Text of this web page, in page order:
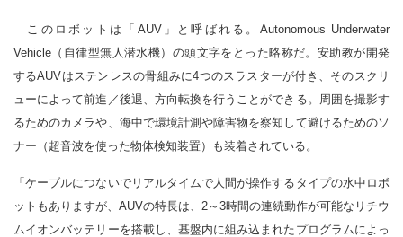
このロボットは「AUV」と呼ばれる。Autonomous Underwater
Vehicle（自律型無人潜水機）の頭文字をとった略称だ。安助教が開発
するAUVはステンレスの骨組みに4つのスラスターが付き、そのスクリ
ューによって前進／後退、方向転換を行うことができる。周囲を撮影す
るためのカメラや、海中で環境計測や障害物を察知して避けるためのソ
ナー（超音波を使った物体検知装置）も装着されている。
「ケーブルにつないでリアルタイムで人間が操作するタイプの水中ロボ
ットもありますが、AUVの特長は、2～3時間の連続動作が可能なリチウ
ムイオンバッテリーを搭載し、基盤内に組み込まれたプログラムによっ